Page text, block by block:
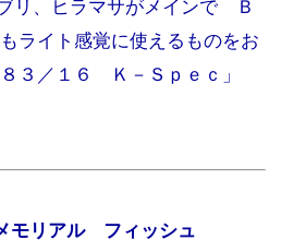
リ、ヒラマサがメインで Ｂ
ライト感覚に使えるものをお
８３／１６ Ｋ－Ｓｐｅｃ」
モリアル フィッシュ